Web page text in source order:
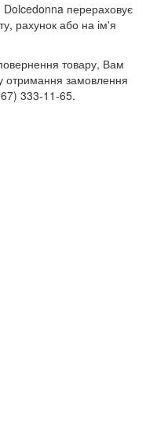
Dolcedonna перераховує
рахунок або на ім'я
товару, Вам
отримання замовлення
333-11-65.